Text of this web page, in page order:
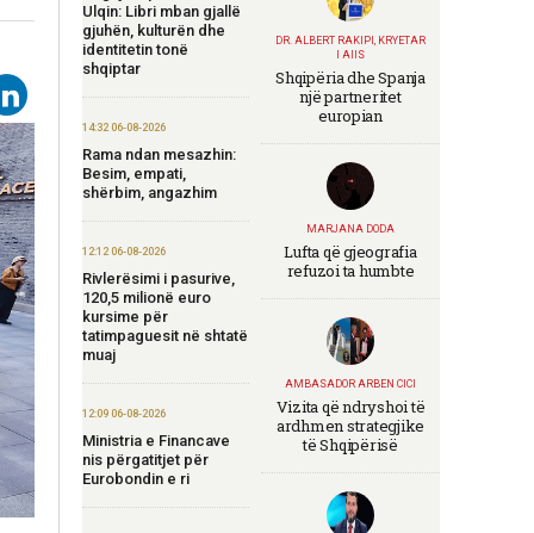
Ulqin: Libri mban gjallë
gjuhën, kulturën dhe
identitetin tonë
shqiptar
14:32 06-08-2026
Rama ndan mesazhin:
Besim, empati,
shërbim, angazhim
12:12 06-08-2026
Rivlerësimi i pasurive,
120,5 milionë euro
kursime për
tatimpaguesit në shtatë
muaj
12:09 06-08-2026
Ministria e Financave
nis përgatitjet për
Eurobondin e ri
DR. ALBERT RAKIPI, KRYETAR
I AIIS
Shqipëria dhe Spanja
një partneritet
europian
MARJANA DODA
Lufta që gjeografia
refuzoi ta humbte
AMBASADOR ARBEN CICI
Vizita që ndryshoi të
ardhmen strategjike
të Shqipërisë